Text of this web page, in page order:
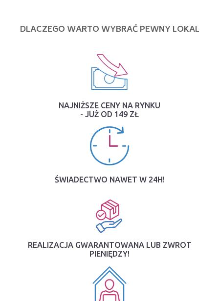
DLACZEGO WARTO WYBRAĆ PEWNY LOKAL
NAJNIŻSZE CENY NA RYNKU
- JUŻ OD 149 ZŁ
ŚWIADECTWO NAWET W 24H!
REALIZACJA GWARANTOWANA LUB ZWROT
PIENIĘDZY!